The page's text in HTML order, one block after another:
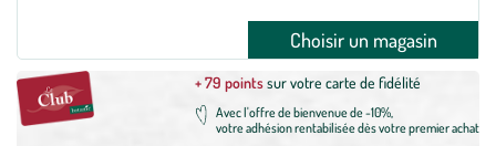
Choisir un magasin
+ 79 pointssur votre carte de fidélité
Avec l'offre de bienvenue de -10%,
votre adhésion rentabilisée dès votre premier achat